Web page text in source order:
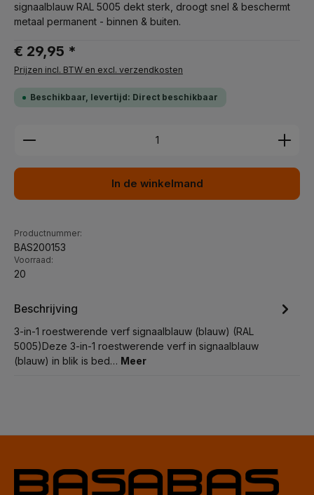
signaalblauw RAL 5005 dekt sterk, droogt snel & beschermt
metaal permanent - binnen & buiten.
€ 29,95 *
Prijzen incl. BTW en excl. verzendkosten
Beschikbaar, levertijd: Direct beschikbaar
Producthoeveelheid: Voer de gewenste
In de winkelmand
Productnummer:
BAS200153
Voorraad:
20
Beschrijving
3-in-1 roestwerende verf signaalblauw (blauw) (RAL
5005)Deze 3-in-1 roestwerende verf in signaalblauw
(blauw) in blik is bed… Meer